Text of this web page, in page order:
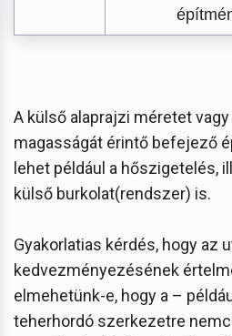
A külső alaprajzi méretet
magasságát érintő befejező
lehet például a hőszigetelés,
külső burkolat(rendszer) is.
Gyakorlatias kérdés, hogy az
kedvezményezésének
elmehetünk-e, hogy a –
teherhordó szerkezetre